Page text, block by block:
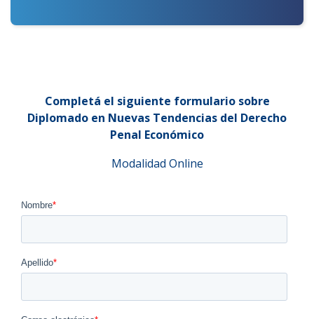
Completá el siguiente formulario sobre
Diplomado en Nuevas Tendencias del Derecho
Penal Económico
Modalidad Online